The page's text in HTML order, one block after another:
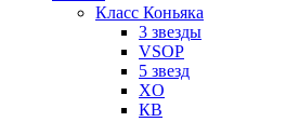
Класс Коньяка
3 звезды
VSOP
5 звезд
XO
КВ